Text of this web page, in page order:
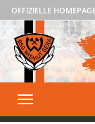
OFFIZIELLE
Toggle
navigation